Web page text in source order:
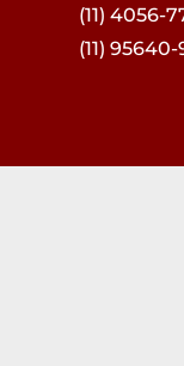
(11) 4056-
(11)